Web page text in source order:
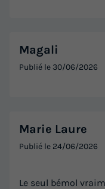
Magali
Publié le 30/06/2026
Marie Laure
Publié le 24/06/2026
Le seul bémol